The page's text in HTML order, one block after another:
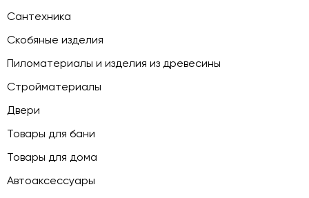
Сантехника
Скобяные изделия
Пиломатериалы и изделия из древесины
Стройматериалы
Двери
Товары для бани
Товары для дома
Автоаксессуары